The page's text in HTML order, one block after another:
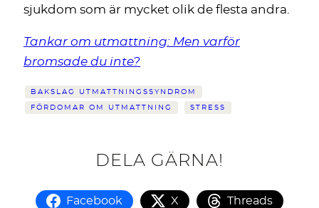
sjukdom som är mycket olik de flesta andra.
Tankar om utmattning: Men varför
bromsade du inte?
BAKSLAG UTMATTNINGSSYNDROM
FÖRDOMAR OM UTMATTNING STRESS
DELA GÄRNA!
Facebook X Threads